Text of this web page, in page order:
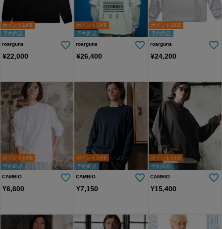
予約商品
ポイント10倍
roarguns
¥22,000
予約商品
ポイント10倍
roarguns
¥26,400
予約商品
ポイント10倍
roarguns
¥24,200
予約商品
ポイント10倍
CAMBIO
¥6,600
予約商品
ポイント10倍
CAMBIO
¥7,150
予約商品
ポイント10倍
CAMBIO
¥15,400